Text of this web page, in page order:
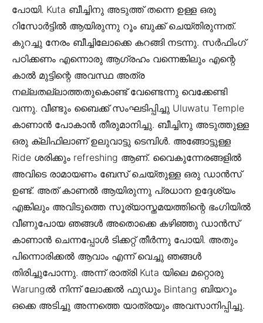
പോയി. Kuta ബീച്ചിനു അടുത്ത് തന്നെ ഉള്ള ഒരു
റിസോര്‍ട്ടില്‍ ആയിരുന്നു റൂം ബുക്ക്‌ ചെയ്തിരുന്നത്.
കുറച്ചു നേരം ബീച്ചിലോക്കെ കറങ്ങി നടന്നു. സര്‍ഫിംഗ്
പഠിക്കണം എന്നൊരു ആഗ്രഹം വന്നെങ്കിലും എന്റെ
കാല്‍ മുട്ടിന്റെ അവസ്ഥ അത്ര
നല്ലതല്ലാത്തതുകൊണ്ട് വേണ്ടെന്നു വെക്കേണ്ടി
വന്നു. വീണ്ടും ബൈക്ക് സംഘടിപ്പിച്ചു Uluwatu Temple
കാണാന്‍ പോകാന്‍ തീരുമാനിച്ചു. ബീച്ചിനു അടുത്തുള്ള
ഒരു ക്ലിഫിലാണ് ഉലുവാട്ടു ടെമ്പിള്‍. അങ്ങോട്ടുള്ള
Ride ശരിക്കും refreshing ആണ്. വൈകുന്നേരങ്ങളില്‍
അവിടെ രാമായണം ബേസ് ചെയ്തുള്ള ഒരു ഡാന്‍സ്
ഉണ്ട്. അത് കാണല്‍ ആയിരുന്നു പ്രധാന ഉദ്ദേശ്യം
എങ്കിലും അവിടുത്തെ സൂര്യാസ്തമയത്തിന്റെ ഭംഗിയില്‍
വീണുപോയ ഞങ്ങള്‍ അതൊക്കെ കഴിഞ്ഞു ഡാന്‍സ്
കാണാന്‍ ചെന്നപ്പോള്‍ ടിക്കറ്റ്‌ തീര്‍ന്നു പോയി. അതും
പിന്നൊരിക്കല്‍ ആവാം എന്ന് വെച്ചു ഞങ്ങള്‍
തിരിച്ചുപോന്നു. അന്ന് രാത്രി Kuta യിലെ മറ്റൊരു
Warungല്‍ നിന്ന് ലോക്കല്‍ ഫുഡും Bintang ബിയറും
ഒക്കെ അടിച്ചു അന്നത്തെ യാത്രയും അവസാനിപ്പിച്ചു.